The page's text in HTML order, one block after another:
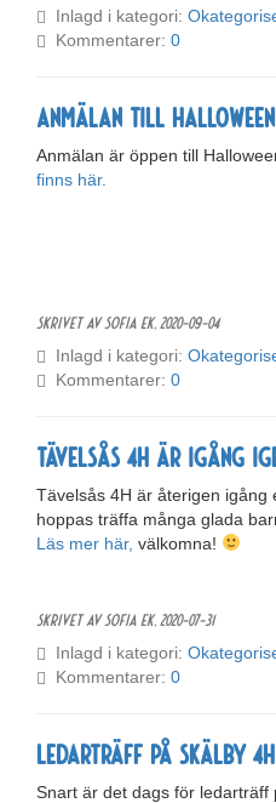
Inlagd i kategori:
Kommentarer: 0
Anmälan till
Anmälan är öppen till
finns här.
Skrivet av Sofia Ek,2020-09-04
Inlagd i kategori:
Kommentarer: 0
Tävelsås 4H är igång
Tävelsås 4H är återigen igång
hoppas träffa många glada
Läs mer här, välkomna!
Skrivet av Sofia Ek,2020-07-31
Inlagd i kategori:
Kommentarer: 0
Ledarträff på Skälby 4H
Snart är det dags för ledarträff